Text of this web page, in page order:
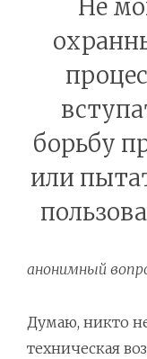
Не
борьбу
или
анонимный
Думаю, никто
техническая